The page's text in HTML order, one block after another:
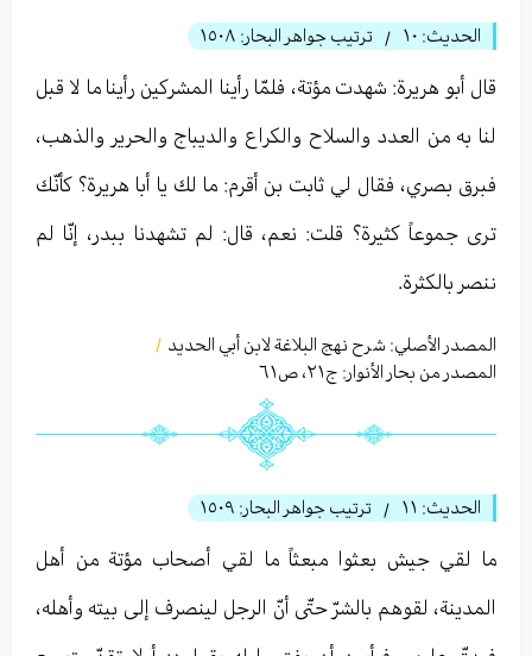
الحديث: ١٠ / ترتيب جواهر البحار: ١٥٠٨
قال أبو هريرة: شهدت مؤتة، فلمّا رأينا المشركين رأينا ما لا قبل
لنا به من العدد والسلاح والكراع والديباج والحرير والذهب،
فبرق بصري، فقال لي ثابت بن أقرم: ما لك يا أبا هريرة؟ كأنّك
ترى جموعاً كثيرة؟ قلت: نعم، قال: لم تشهدنا ببدر، إنّا لم
ننصر بالكثرة.
المصدر الأصلي: شرح نهج البلاغة لابن أبي الحدید /
المصدر من بحار الأنوار: ج٢١، ص٦١
الحديث: ١١ / ترتيب جواهر البحار: ١٥٠٩
ما لقي جيش بعثوا مبعثاً ما لقي أصحاب مؤتة من أهل
المدينة، لقوهم بالشرّ حتّى أنّ الرجل لينصرف إلى بيته وأهله،